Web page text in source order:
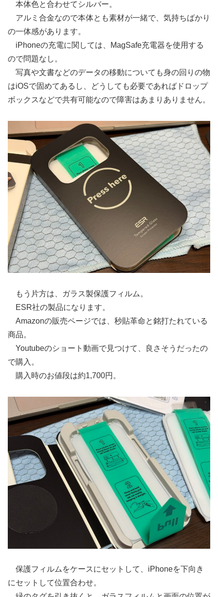
本体色と合わせてシルバー。
アルミ合金なので本体とも素材が一緒で、気持ちばかり
の一体感があります。
iPhoneの充電に関しては、MagSafe充電器を使用する
ので問題なし。
写真や文書などのデータの移動についても身の回りの物
はiOSで固めてあるし、どうしても必要であればドロップ
ボックスなどで共有可能なので障害はあまりありません。
もう片方は、ガラス製保護フィルム。
ESR社の製品になります。
Amazonの販売ページでは、秒貼革命と銘打たれている
商品。
Youtubeのショート動画で見つけて、良さそうだったの
で購入。
購入時のお値段は約1,700円。
保護フィルムをケースにセットして、iPhoneを下向き
にセットして位置合わせ。